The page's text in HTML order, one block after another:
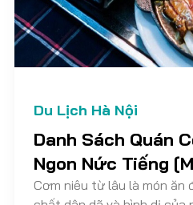
Du Lịch Hà Nội
Danh Sách Quán
Ngon Nức Tiếng
Cơm niêu từ lâu là món ăn